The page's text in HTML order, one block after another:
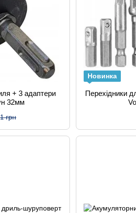
+ 3 адаптери
32мм
грн
Новинка
Перехідники